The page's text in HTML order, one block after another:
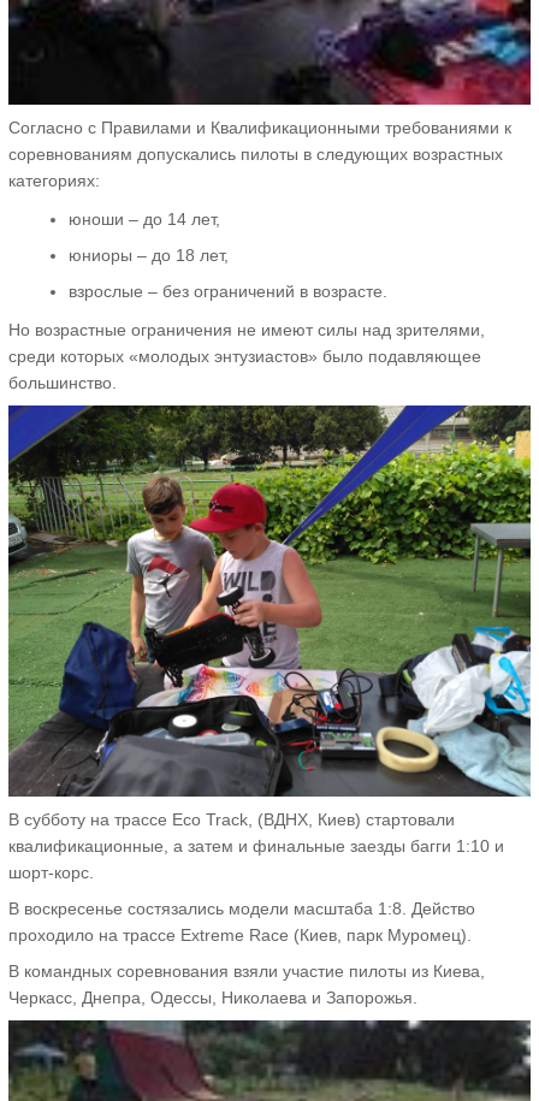
Согласно с Правилами и Квалификационными требованиями к
соревнованиям допускались пилоты в следующих возрастных
категориях:
юноши – до 14 лет,
юниоры – до 18 лет,
взрослые – без ограничений в возрасте.
Но возрастные ограничения не имеют силы над зрителями,
среди которых «молодых энтузиастов» было подавляющее
большинство.
В субботу на трассе Eco Track, (ВДНХ, Киев) стартовали
квалификационные, а затем и финальные заезды багги 1:10 и
шорт-корс.
В воскресенье состязались модели масштаба 1:8. Действо
проходило на трассе Extreme Race (Киев, парк Муромец).
В командных соревнования взяли участие пилоты из Киева,
Черкасс, Днепра, Одессы, Николаева и Запорожья.